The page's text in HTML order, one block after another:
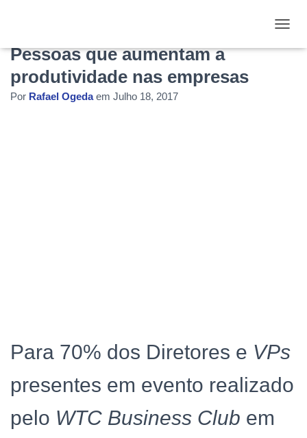
Estratégias na área de Gestão de
Pessoas que aumentam a
produtividade nas empresas
Por Rafael Ogedaem Julho 18, 2017
Para 70% dos Diretores e VPs
presentes em evento realizado
pelo WTC Business Club em